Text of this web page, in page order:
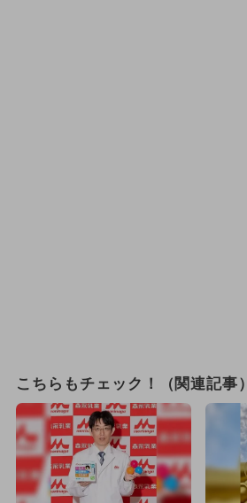
こちらもチェック！（関連記事）